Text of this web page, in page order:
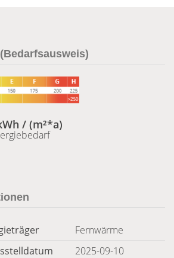
/ (m²*a)
Fernwärme
2025-09-10